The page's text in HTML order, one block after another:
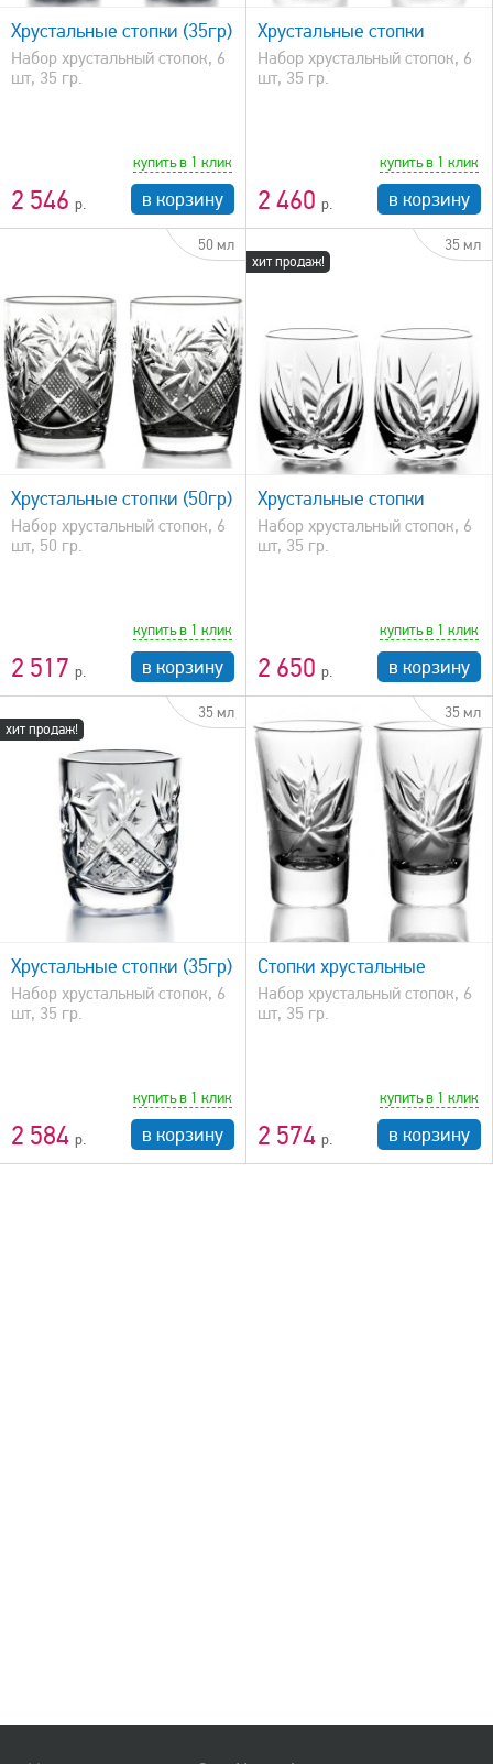
Хрустальные стопки (35гр)
Набор хрустальный стопок, 6
шт, 35 гр.
2 546
купить в 1 клик
в корзину
Хрустальные стопки
Набор хрустальный стопок, 6
шт, 35 гр.
2 460
купить в 1 клик
в корзину
50 мл
Хрустальные стопки (50гр)
Набор хрустальный стопок, 6
шт, 50 гр.
2 517
купить в 1 клик
в корзину
хит продаж!
35 мл
быстрый просмотр
Хрустальные стопки
Набор хрустальный стопок, 6
шт, 35 гр.
2 650
купить в 1 клик
в корзину
хит продаж!
35 мл
Хрустальные стопки (35гр)
Набор хрустальный стопок, 6
шт, 35 гр.
2 584
купить в 1 клик
в корзину
35 мл
быстрый просмотр
Стопки хрустальные
Набор хрустальный стопок, 6
шт, 35 гр.
2 574
купить в 1 клик
в корзину